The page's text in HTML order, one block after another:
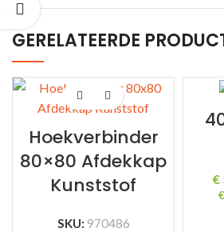
GERELATEERDE
Hoekverbinder
80×80 Afdekkap
Kunststof
SKU: 970486
€
€